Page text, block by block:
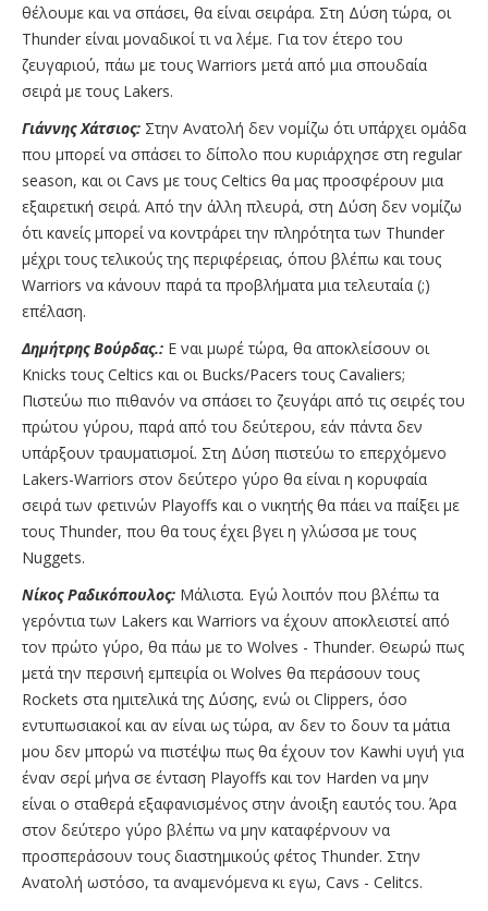
θέλουμε και να σπάσει, θα είναι σειράρα. Στη Δύση τώρα, οι
Thunder είναι μοναδικοί τι να λέμε. Για τον έτερο του
ζευγαριού, πάω με τους Warriors μετά από μια σπουδαία
σειρά με τους Lakers.
Γιάννης Χάτσιος: Στην Ανατολή δεν νομίζω ότι υπάρχει ομάδα
που μπορεί να σπάσει το δίπολο που κυριάρχησε στη regular
season, και οι Cavs με τους Celtics θα μας προσφέρουν μια
εξαιρετική σειρά. Από την άλλη πλευρά, στη Δύση δεν νομίζω
ότι κανείς μπορεί να κοντράρει την πληρότητα των Thunder
μέχρι τους τελικούς της περιφέρειας, όπου βλέπω και τους
Warriors να κάνουν παρά τα προβλήματα μια τελευταία (;)
επέλαση.
Δημήτρης Βούρδας.: Ε ναι μωρέ τώρα, θα αποκλείσουν οι
Knicks τους Celtics και οι Bucks/Pacers τους Cavaliers;
Πιστεύω πιο πιθανόν να σπάσει το ζευγάρι από τις σειρές του
πρώτου γύρου, παρά από του δεύτερου, εάν πάντα δεν
υπάρξουν τραυματισμοί. Στη Δύση πιστεύω το επερχόμενο
Lakers-Warriors στον δεύτερο γύρο θα είναι η κορυφαία
σειρά των φετινών Playoffs και ο νικητής θα πάει να παίξει με
τους Thunder, που θα τους έχει βγει η γλώσσα με τους
Nuggets.
Νίκος Ραδικόπουλος: Μάλιστα. Εγώ λοιπόν που βλέπω τα
γερόντια των Lakers και Warriors να έχουν αποκλειστεί από
τον πρώτο γύρο, θα πάω με το Wolves - Thunder. Θεωρώ πως
μετά την περσινή εμπειρία οι Wolves θα περάσουν τους
Rockets στα ημιτελικά της Δύσης, ενώ οι Clippers, όσο
εντυπωσιακοί και αν είναι ως τώρα, αν δεν το δουν τα μάτια
μου δεν μπορώ να πιστέψω πως θα έχουν τον Kawhi υγιή για
έναν σερί μήνα σε ένταση Playoffs και τον Harden να μην
είναι ο σταθερά εξαφανισμένος στην άνοιξη εαυτός του. Άρα
στον δεύτερο γύρο βλέπω να μην καταφέρνουν να
προσπεράσουν τους διαστημικούς φέτος Thunder. Στην
Ανατολή ωστόσο, τα αναμενόμενα κι εγω, Cavs - Celitcs.